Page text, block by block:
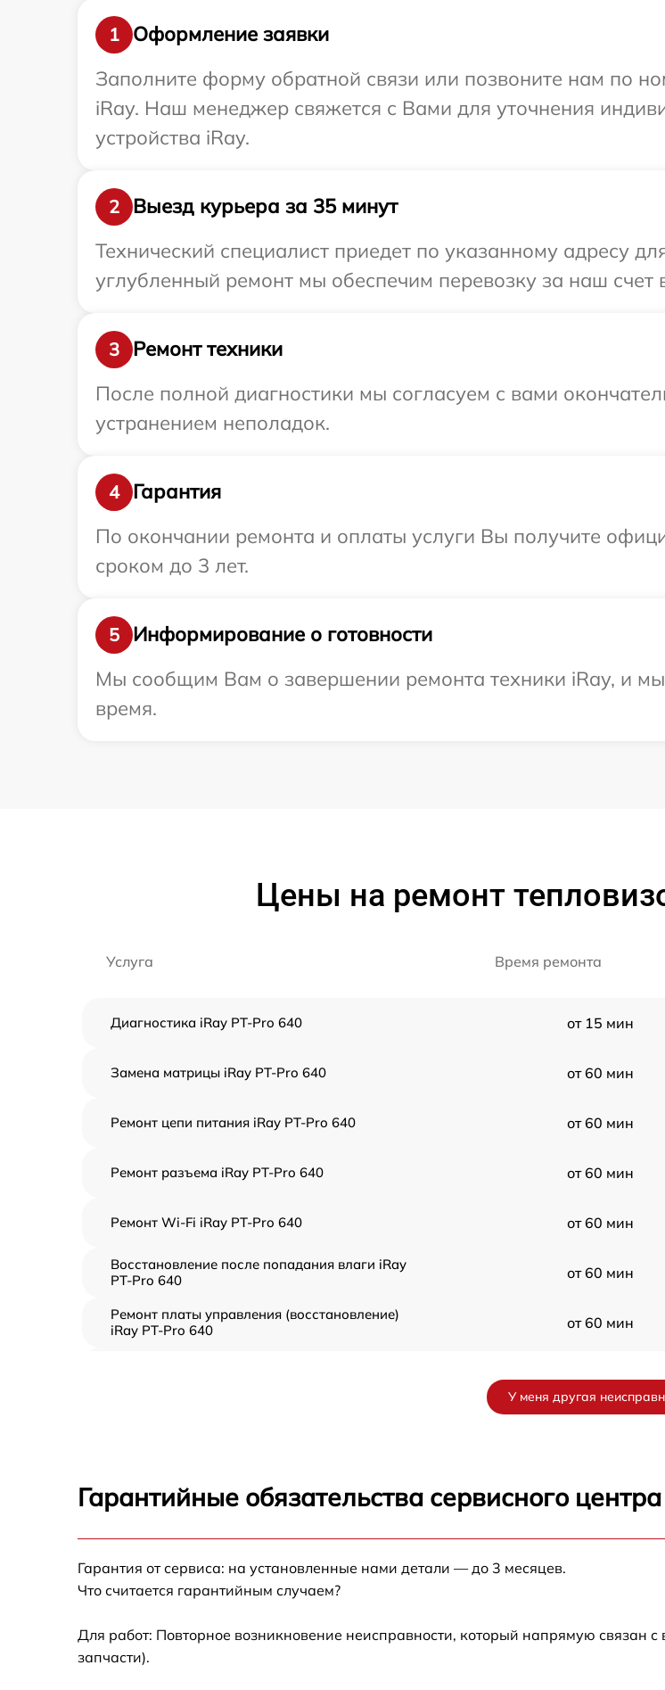
1
Оформление заявки
Заполните форму обратной связи или позвоните нам по
iRay. Наш менеджер свяжется с Вами для уточнения
устройства iRay.
2
Выезд курьера за 35 минут
Технический специалист приедет по указанному адресу
углубленный ремонт мы обеспечим перевозку за наш счет
3
Ремонт техники
После полной диагностики мы согласуем с вами
устранением неполадок.
4
Гарантия
По окончании ремонта и оплаты услуги Вы получите
сроком до 3 лет.
5
Информирование о готовности
Мы сообщим Вам о завершении ремонта техники iRay, и мы
время.
Цены на ремонт
Услуга Время ремонта
Диагностика iRay PT-Pro 640 от 15 мин
Замена матрицы iRay PT-Pro 640 от 60 мин
Ремонт цепи питания iRay PT-Pro 640 от 60 мин
Ремонт разъема iRay PT-Pro 640 от 60 мин
Ремонт Wi-Fi iRay PT-Pro 640 от 60 мин
Восстановление после попадания влаги iRay
PT-Pro 640
от 60 мин
Ремонт платы управления (восстановление)
iRay PT-Pro 640
от 60 мин
Замена процессора iRay PT-Pro 640
У меня другая
Гарантийные обязательства сервисного
Гарантия от сервиса: на установленные нами детали — до 3 месяцев.
Что считается гарантийным случаем?
Для работ: Повторное возникновение неисправности, который напрямую связан
запчасти).